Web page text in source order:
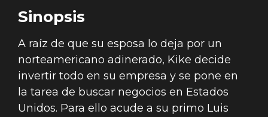
Sinopsis
A raíz de que su esposa lo deja por un
norteamericano adinerado, Kike decide
invertir todo en su empresa y se pone en
la tarea de buscar negocios en Estados
Unidos. Para ello acude a su primo Luis